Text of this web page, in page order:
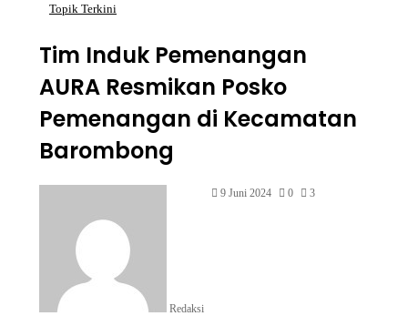
Topik Terkini
Tim Induk Pemenangan
AURA Resmikan Posko
Pemenangan di Kecamatan
Barombong
Redaksi
9 Juni 2024 0 3